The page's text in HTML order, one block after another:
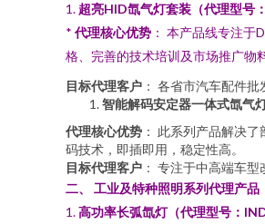
1. 超亮HID氙气灯套装（代理型号
* 代理核心优势 ： 本产品线专注
格、完善的技术培训及市场推广物
目标代理客户 ： 各省市汽车配件
智能解码安定器一体式氙气
代理核心优势 ： 此系列产品解决
码技术，即插即用，稳定性高。
目标代理客户 ： 专注于中高端车
二、 工业及特种照明系列代理产品
1.高功率长弧氙灯（代理型号：